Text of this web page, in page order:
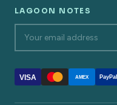
LAGOON NOTES
VISA AMEX PayPal